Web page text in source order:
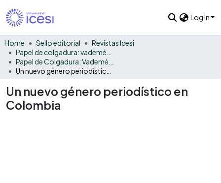
Log In
Home Sello editorial
Revistas Icesi
Un nuevo género periodístico en
Colombia